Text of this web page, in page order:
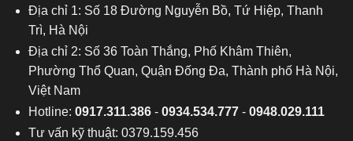
Địa chỉ 1: Số 18 Đường Nguyễn Bồ, Tứ Hiệp, Thanh
Trì, Hà Nội
Địa chỉ 2: Số 36 Toàn Thắng, Phố Khâm Thiên,
Phường Thổ Quan, Quận Đống Đa, Thành phố Hà Nội,
Việt Nam
Hotline: 0917.311.386- 0934.534.777- 0948.029.111
Tư vấn kỹ thuật: 0379.159.456